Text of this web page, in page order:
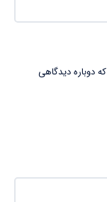
دوباره دیدگاهی